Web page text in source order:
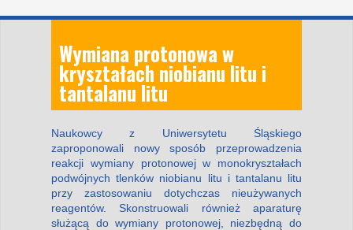
Wymiana protonowa w
kryształach niobianu litu i
tantalanu litu
Naukowcy z Uniwersytetu Śląskiego
zaproponowali nowy sposób przeprowadzenia
reakcji wymiany protonowej w monokryształach
podwójnych tlenków niobianu litu i tantalanu litu
przy zastosowaniu dotychczas nieużywanych
reagentów. Skonstruowali również aparaturę
służącą do wymiany protonowej, niezbędną do